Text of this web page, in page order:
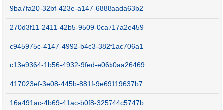
9ba7fa20-32bf-423e-a147-6888aada63b2
270d3f11-2411-42b5-9509-0ca717a2e459
c945975c-4147-4992-b4c3-382f1ac706a1
c13e9364-1b56-4932-9fed-e06b0aa26469
417023ef-3e08-445b-881f-9e69119637b7
16a491ac-4b69-41ac-b0f8-325744c5747b